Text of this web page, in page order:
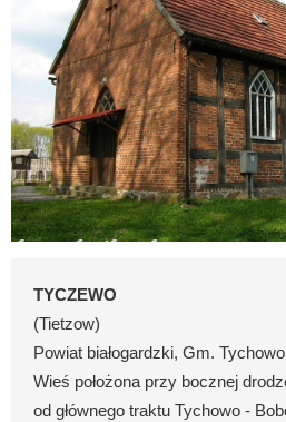
TYCZEWO
(Tietzow)
Powiat białogardzki, Gm. Tychowo
Wieś położona przy bocznej
od głównego traktu Tychowo -